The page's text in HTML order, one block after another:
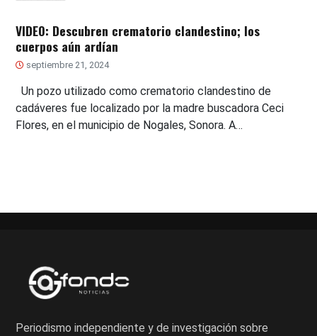
VIDEO: Descubren crematorio clandestino; los
cuerpos aún ardían
septiembre 21, 2024
Un pozo utilizado como crematorio clandestino de
cadáveres fue localizado por la madre buscadora Ceci
Flores, en el municipio de Nogales, Sonora. A…
Periodismo independiente y de investigación sobre